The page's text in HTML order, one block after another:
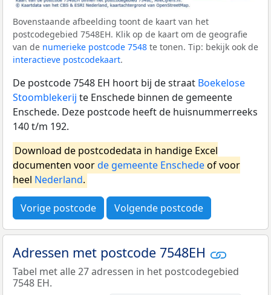
Bovenstaande afbeelding toont de kaart van het
postcodegebied 7548EH. Klik op de kaart om de geografie
van de numerieke postcode 7548 te tonen. Tip: bekijk ook de
interactieve postcodekaart.
De postcode 7548 EH hoort bij de straat Boekelose
Stoomblekerij te Enschede binnen de gemeente
Enschede. Deze postcode heeft de huisnummerreeks
140 t/m 192.
Download de postcodedata in handige Excel
documenten voorde gemeente Enschedeof voor
heel Nederland.
Vorige postcode Volgende postcode
Adressen met postcode 7548EH
Tabel met alle 27 adressen in het postcodegebied
7548 EH.